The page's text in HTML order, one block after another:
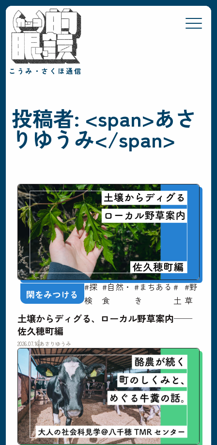
こうみ・さくほ通信
カテゴリ
土木・鉄道 探検 文化・芸術
地域
投稿者: <span>あさ
りゆうみ</span>
閑をみつける
#探
検
#自然・
食
#まちある
き
#
土
#野
草
土壌からディグる、ローカル野草案内──
佐久穂町編
2026.07.16あさりゆうみ